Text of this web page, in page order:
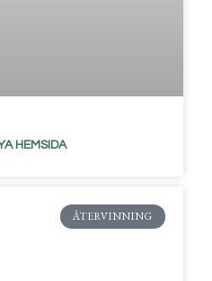
HEMSIDA
ÅTERVINNING